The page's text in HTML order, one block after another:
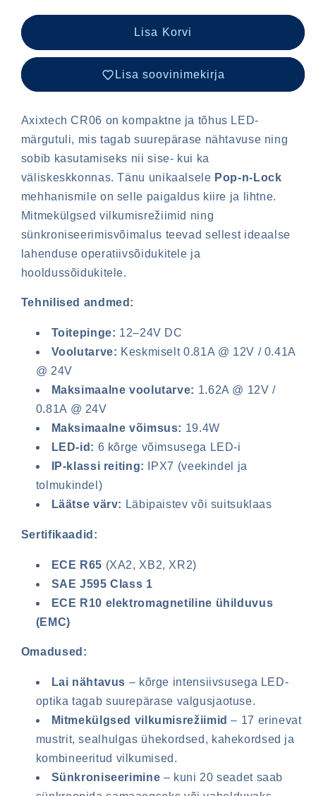
Lisa Korvi
Lisa soovinimekirja
Axixtech CR06 on kompaktne ja tõhus LED-
märgutuli, mis tagab suurepärase nähtavuse ning
sobib kasutamiseks nii sise- kui ka
väliskeskkonnas. Tänu unikaalsele Pop-n-Lock
mehhanismile on selle paigaldus kiire ja lihtne.
Mitmekülgsed vilkumisrežiimid ning
sünkroniseerimisvõimalus teevad sellest ideaalse
lahenduse operatiivsõidukitele ja
hooldussõidukitele.
Tehnilised andmed:
Toitepinge: 12–24V DC
Voolutarve: Keskmiselt 0.81A @ 12V / 0.41A
@ 24V
Maksimaalne voolutarve: 1.62A @ 12V /
0.81A @ 24V
Maksimaalne võimsus: 19.4W
LED-id: 6 kõrge võimsusega LED-i
IP-klassi reiting:
IPX7 (veekindel ja
tolmukindel)
Läätse värv: Läbipaistev või suitsuklaas
Sertifikaadid:
ECE R65 (XA2, XB2, XR2)
SAE J595 Class 1
ECE R10 elektromagnetiline ühilduvus
(EMC)
Omadused:
Lai nähtavus – kõrge intensiivsusega LED-
optika tagab suurepärase valgusjaotuse.
Mitmekülgsed vilkumisrežiimid – 17 erinevat
mustrit, sealhulgas ühekordsed, kahekordsed ja
kombineeritud vilkumised.
Sünkroniseerimine – kuni 20 seadet saab
Sisselogimine on vajalik
Logige oma kontole sisse, et lisada tooteid
soovinimekirja ja vaadata oma eelnevalt